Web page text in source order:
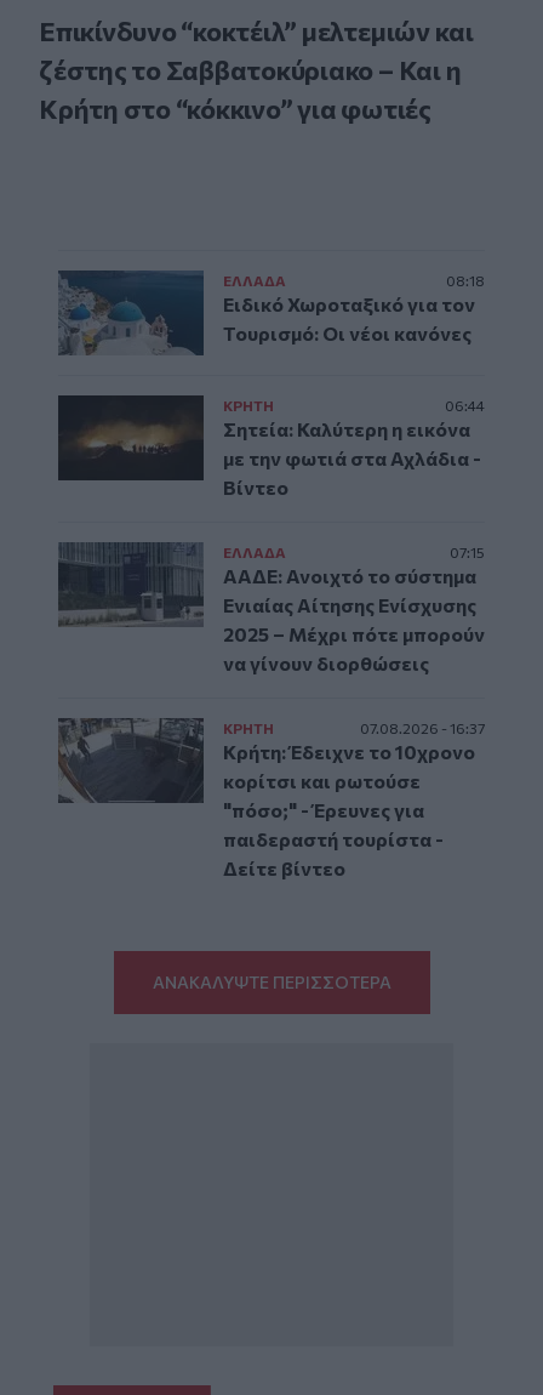
Επικίνδυνο “κοκτέιλ” μελτεμιών και
ζέστης το Σαββατοκύριακο – Και η
Κρήτη στο “κόκκινο” για φωτιές
ΕΛΛAΔΑ 08:18
Ειδικό Χωροταξικό για τον
Τουρισμό: Οι νέοι κανόνες
ΚΡΗΤΗ 06:44
Σητεία: Καλύτερη η εικόνα
με την φωτιά στα Αχλάδια -
Βίντεο
ΕΛΛAΔΑ 07:15
ΑΑΔΕ: Ανοιχτό το σύστημα
Ενιαίας Αίτησης Ενίσχυσης
2025 – Μέχρι πότε μπορούν
να γίνουν διορθώσεις
ΚΡΗΤΗ 07.08.2026 - 16:37
Κρήτη: Έδειχνε το 10χρονο
κορίτσι και ρωτούσε
"πόσο;" - Έρευνες για
παιδεραστή τουρίστα -
Δείτε βίντεο
ΑΝΑΚΑΛΥΨΤΕ ΠΕΡΙΣΣΟΤΕΡΑ